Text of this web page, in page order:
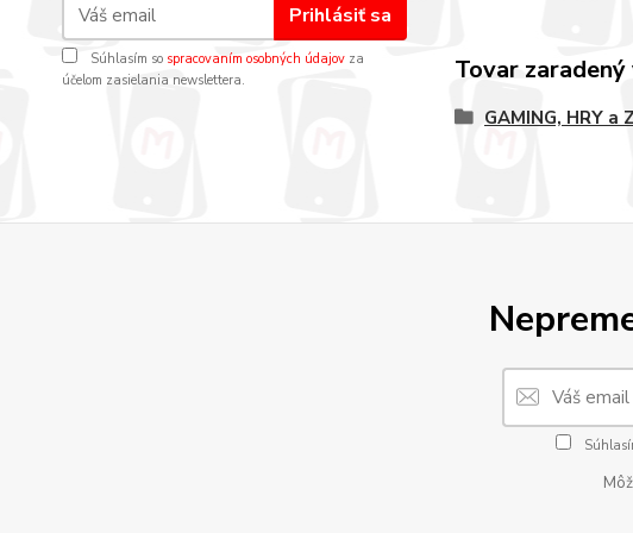
Prihlásiť sa
Súhlasím so spracovaním osobných údajov za
účelom zasielania newslettera.
Tovar
GAMING, HRY a